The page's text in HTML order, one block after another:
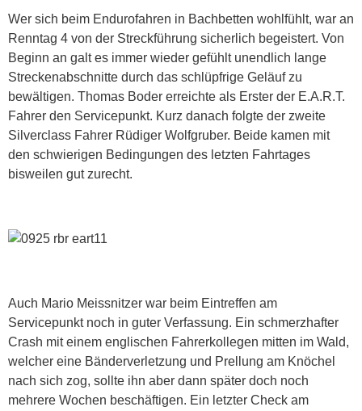
Wer sich beim Endurofahren in Bachbetten wohlfühlt, war an
Renntag 4 von der Streckführung sicherlich begeistert. Von
Beginn an galt es immer wieder gefühlt unendlich lange
Streckenabschnitte durch das schlüpfrige Geläuf zu
bewältigen. Thomas Boder erreichte als Erster der E.A.R.T.
Fahrer den Servicepunkt. Kurz danach folgte der zweite
Silverclass Fahrer Rüdiger Wolfgruber. Beide kamen mit
den schwierigen Bedingungen des letzten Fahrtages
bisweilen gut zurecht.
Auch Mario Meissnitzer war beim Eintreffen am
Servicepunkt noch in guter Verfassung. Ein schmerzhafter
Crash mit einem englischen Fahrerkollegen mitten im Wald,
welcher eine Bänderverletzung und Prellung am Knöchel
nach sich zog, sollte ihn aber dann später doch noch
mehrere Wochen beschäftigen. Ein letzter Check am